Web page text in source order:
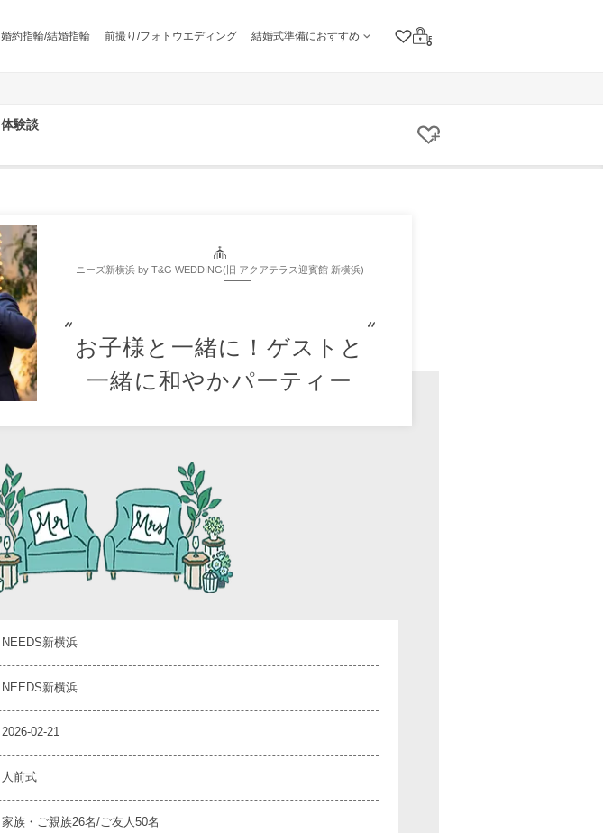
婚約指輪/結婚指輪 前撮り/フォトウエディング 結婚式準備におすすめ
クリップリスト
ログイン
験談
クリップする
ニーズ新横浜 by T&G WEDDING(旧 アクアテラス迎賓館 新横浜)
お子様と一緒に！ゲストと
一緒に和やかパーティー
NEEDS新横浜
NEEDS新横浜
2026-02-21
人前式
家族・ご親族26名/ご友人50名